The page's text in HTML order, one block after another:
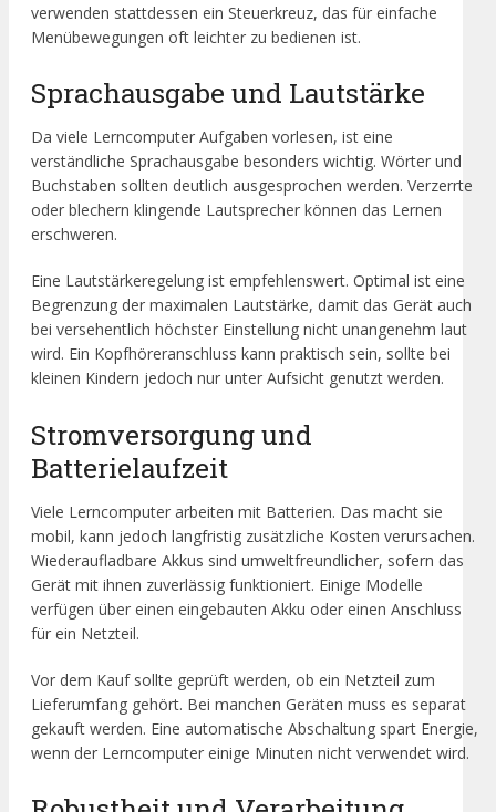
verwenden stattdessen ein Steuerkreuz, das für einfache
Menübewegungen oft leichter zu bedienen ist.
Sprachausgabe und Lautstärke
Da viele Lerncomputer Aufgaben vorlesen, ist eine
verständliche Sprachausgabe besonders wichtig. Wörter und
Buchstaben sollten deutlich ausgesprochen werden. Verzerrte
oder blechern klingende Lautsprecher können das Lernen
erschweren.
Eine Lautstärkeregelung ist empfehlenswert. Optimal ist eine
Begrenzung der maximalen Lautstärke, damit das Gerät auch
bei versehentlich höchster Einstellung nicht unangenehm laut
wird. Ein Kopfhöreranschluss kann praktisch sein, sollte bei
kleinen Kindern jedoch nur unter Aufsicht genutzt werden.
Stromversorgung und
Batterielaufzeit
Viele Lerncomputer arbeiten mit Batterien. Das macht sie
mobil, kann jedoch langfristig zusätzliche Kosten verursachen.
Wiederaufladbare Akkus sind umweltfreundlicher, sofern das
Gerät mit ihnen zuverlässig funktioniert. Einige Modelle
verfügen über einen eingebauten Akku oder einen Anschluss
für ein Netzteil.
Vor dem Kauf sollte geprüft werden, ob ein Netzteil zum
Lieferumfang gehört. Bei manchen Geräten muss es separat
gekauft werden. Eine automatische Abschaltung spart Energie,
wenn der Lerncomputer einige Minuten nicht verwendet wird.